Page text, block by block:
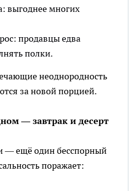
выгоднее многих
продавцы едва
полки.
неоднородность
за новой порцией.
— завтрак и десерт
— ещё один бесспорный
поражает: